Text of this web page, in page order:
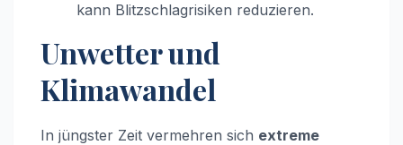
kann Blitzschlagrisiken reduzieren.
Unwetter und
Klimawandel
In jüngster Zeit vermehren sich extreme